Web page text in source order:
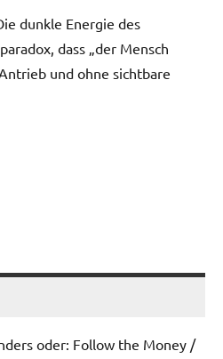
dunkle Energie des
dass „der Mensch
und ohne sichtbare
oder: Follow the Money /